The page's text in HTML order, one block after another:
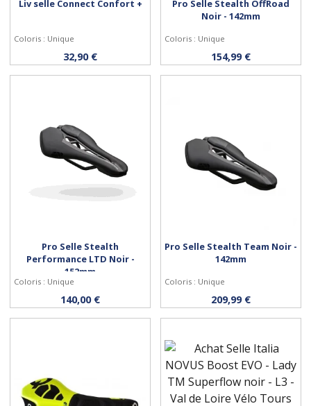
Acheter
Liv selle Connect Confort +
Coloris : Unique
32,90 € Acheter
Pro Selle Stealth OffRoad
Noir - 142mm
Coloris : Unique
154,99 €
Acheter
Pro Selle Stealth
Performance LTD Noir -
152mm
Coloris : Unique
140,00 € Acheter
Pro Selle Stealth Team Noir -
142mm
Coloris : Unique
209,99 €